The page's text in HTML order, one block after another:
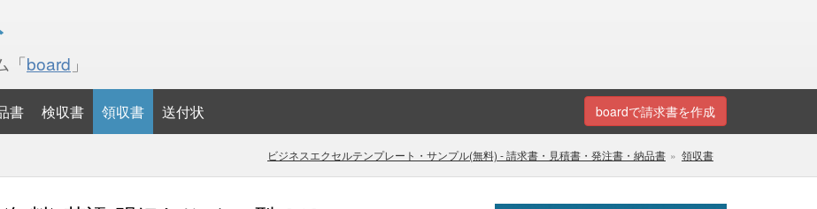
「board 」
boardで請求書を作成
書 検収書 領収書 送付状
ビジネスエクセルテンプレート・サンプル(無料) - 請求書・見積書・発注書・納品書 領収書